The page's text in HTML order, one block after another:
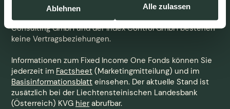
Alle zulassen
Ablehnen
Liechtensteinischen Landesbank (Österreich) AG für
ausgewählte Investmentfonds. Zwischen der Index
Consulting GmbH und der Index Control GmbH bestehen
keine Vertragsbeziehungen.
Informationen zum Fixed Income One Fonds können Sie
jederzeit im Factsheet (Marketingmitteilung) und im
Basisinformationsblatt einsehen. Der aktuelle Stand ist
zusätzlich bei der Liechtensteinischen Landesbank
(Österreich) KVG hier abrufbar.